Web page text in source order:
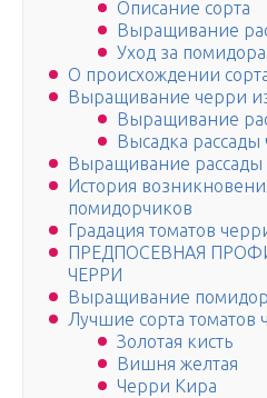
Описание сорта
Выращивание
Уход за
О происхождении
Выращивание черри
Выращивание
Высадка рассады
Выращивание рассады
История
помидорчиков
Градация томатов
ПРЕДПОСЕВНАЯ
ЧЕРРИ
Выращивание
Лучшие сорта томатов
Золотая кисть
Вишня желтая
Черри Кира